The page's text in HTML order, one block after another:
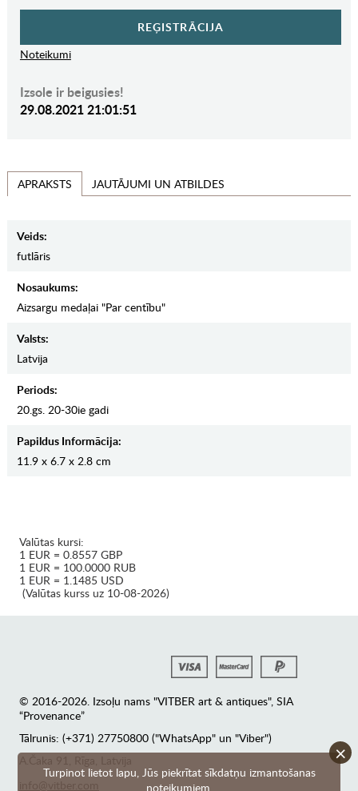
REĢISTRĀCIJA
Noteikumi
Izsole ir beigusies!
29.08.2021 21:01:51
APRAKSTS JAUTĀJUMI UN ATBILDES
Veids:
futlāris
Nosaukums:
Aizsargu medaļai "Par centību"
Valsts:
Latvija
Periods:
20.gs. 20-30ie gadi
Papildus Informācija:
11.9 x 6.7 x 2.8 cm
Turpinot lietot lapu, Jūs piekrītat sīkdatņu izmantošanas
noteikumiem.
×
Valūtas kursi:
1 EUR = 0.8557 GBP
1 EUR = 100.0000 RUB
1 EUR = 1.1485 USD
(Valūtas kurss uz 10-08-2026)
© 2016-2026. Izsoļu nams "VITBER art & antiques", SIA
“Provenance”
Tālrunis: (+371) 27750800 ("WhatsApp" un "Viber")